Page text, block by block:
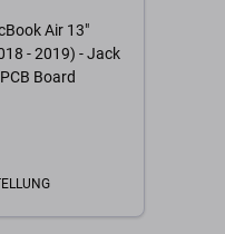
Air 13"
- 2019) - Jack
Board